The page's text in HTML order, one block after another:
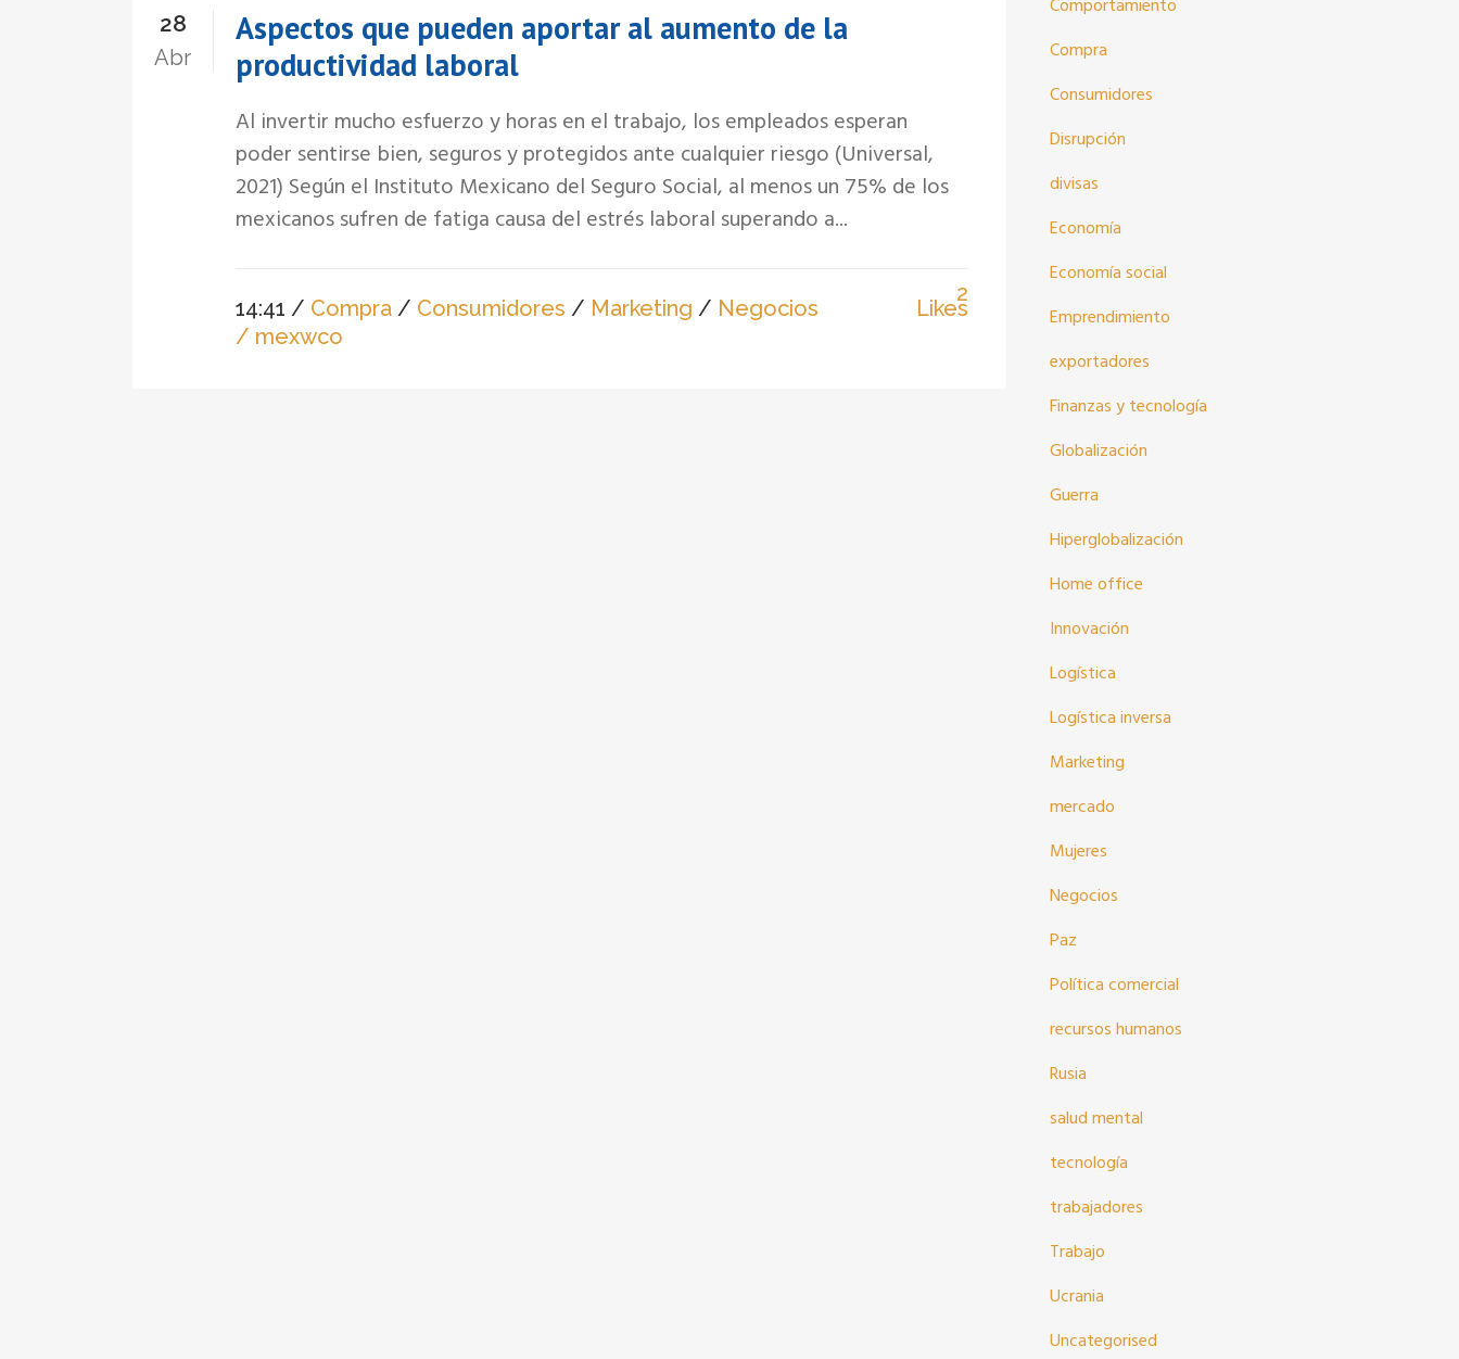
28
Abr
Aspectos que pueden aportar al aumento de la
productividad laboral
Al invertir mucho esfuerzo y horas en el trabajo, los empleados esperan
poder sentirse bien, seguros y protegidos ante cualquier riesgo (Universal,
2021) Según el Instituto Mexicano del Seguro Social, al menos un 75% de los
mexicanos sufren de fatiga causa del estrés laboral superando a...
14:41 / Compra / Consumidores / Marketing / Negocios
/ mexwco
2
Likes
Comportamiento
Compra
Consumidores
Disrupción
divisas
Economía
Economía social
Emprendimiento
exportadores
Finanzas y tecnología
Globalización
Guerra
Hiperglobalización
Home office
Innovación
Logística
Logística inversa
Marketing
mercado
Mujeres
Negocios
Paz
Política comercial
recursos humanos
Rusia
salud mental
tecnología
trabajadores
Trabajo
Ucrania
Uncategorised